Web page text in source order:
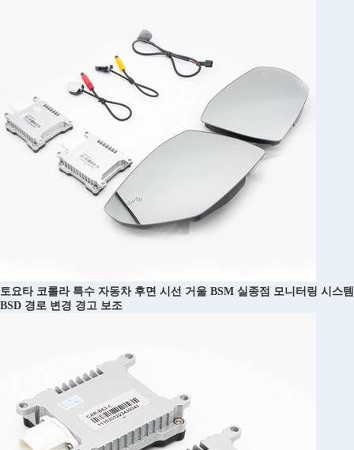
토요타 코롤라 특수 자동차 후면 시선 거울 BSM 실종점 모니터링 시스템
BSD 경로 변경 경고 보조